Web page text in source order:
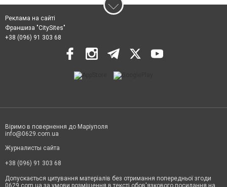
Реклама на сайті
Франшиза "CitySites"
+38 (096) 91 303 68
Віримо в повернення до Маріуполя
info@0629.com.ua
Журналисты сайта
+38 (096) 91 303 68
Допускається цитування матеріалів без отримання попередньої згоди
0629.com.ua за умови розміщення в тексті обов'язкового посилання на